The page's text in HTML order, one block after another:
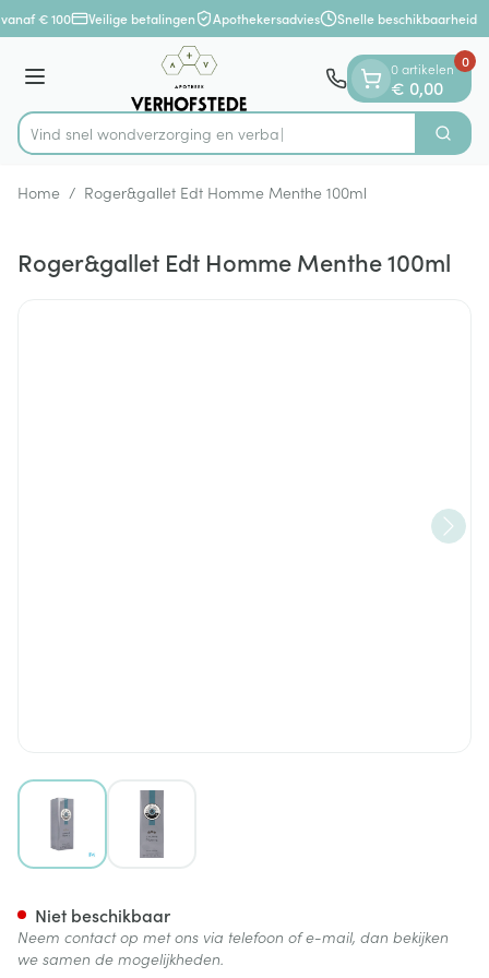
Ga naar de inhoud
1 van 1
€ 100 Veilige betalingen Apothekersadvies Snelle beschikbaarheid
Menu
Product, merk, categorie...
Vind snel wondverzorging Zoek
0 artikelen
€ 0,00
0
Home / Roger&gallet Edt Homme Menthe 100ml
Roger&gallet Edt Homme Menthe 100ml
View larger imageView larger image
Niet beschikbaar
Neem contact op met ons via telefoon of e-mail, dan bekijken
we samen de mogelijkheden.